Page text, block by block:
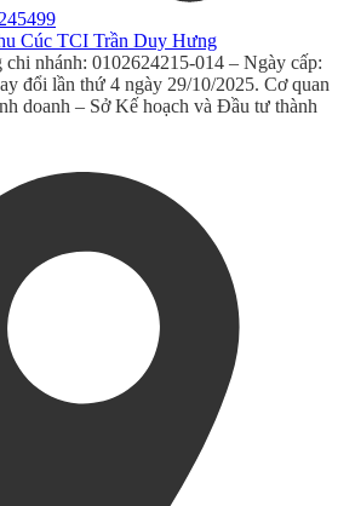
Cúc TCI Trần Duy Hưng
nhánh: 0102624215-014 – Ngày cấp:
đổi lần thứ 4 ngày 29/10/2025. Cơ quan
doanh – Sở Kế hoạch và Đầu tư thành